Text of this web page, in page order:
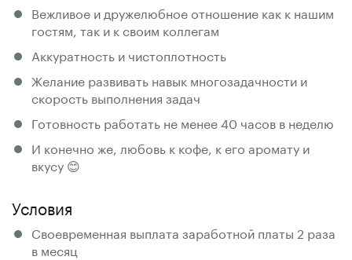
Вежливое и дружелюбное отношение как к нашим
гостям, так и к своим коллегам
Аккуратность и чистоплотность
Желание развивать навык многозадачности и
скорость выполнения задач
Готовность работать не менее 40 часов в неделю
И конечно же, любовь к кофе, к его аромату и
вкусу 😊
Условия
Своевременная выплата заработной платы 2 раза
в месяц